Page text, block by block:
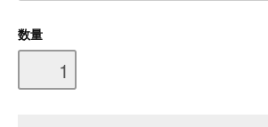
数量